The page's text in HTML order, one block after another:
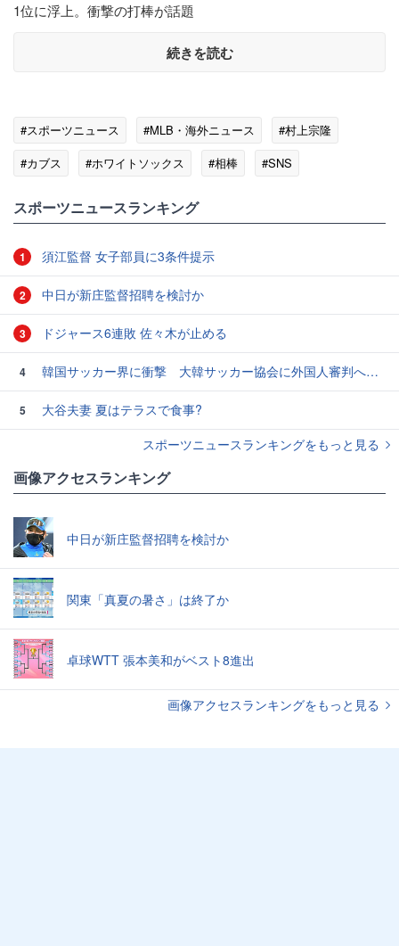
1位に浮上。衝撃の打棒が話題
続きを読む
#スポーツニュース #MLB・海外ニュース
#村上宗隆
#カブス
#ホワイトソックス #相棒
#SNS
スポーツニュースランキング
1 須江監督 女子部員に3条件提示
2 中日が新庄監督招聘を検討か
3 ドジャース6連敗 佐々木が止める
4 韓国サッカー界に衝撃 大韓サッカー協会に外国人審判への“性的接待”疑惑 韓国メディアが報道
5
大谷夫妻 夏はテラスで食事?
スポーツニュースランキングをもっと見る
画像アクセスランキング
中日が新庄監督招聘を検討か
関東「真夏の暑さ」は終了か
卓球WTT 張本美和がベスト8進出
画像アクセスランキングをもっと見る